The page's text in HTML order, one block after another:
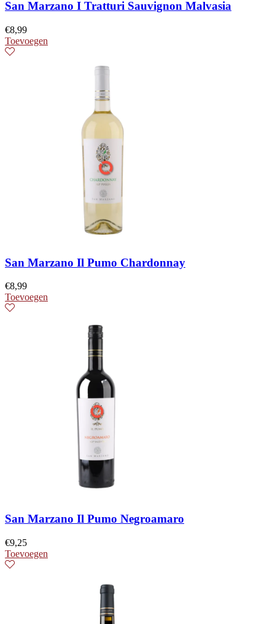
San Marzano I Tratturi Sauvignon Malvasia
€8,99
Toevoegen
San Marzano Il Pumo Chardonnay
€8,99
Toevoegen
San Marzano Il Pumo Negroamaro
€9,25
Toevoegen